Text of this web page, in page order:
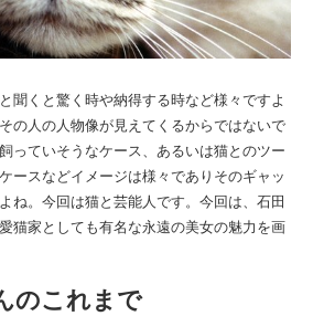
聞くと驚く時や納得する時など様々ですよ
の人の人物像が見えてくるからではないで
っていそうなケース、あるいは猫とのツー
ースなどイメージは様々でありそのギャッ
ね。今回は猫と芸能人です。今回は、石田
猫家としても有名な永遠の美女の魅力を画
のこれまで